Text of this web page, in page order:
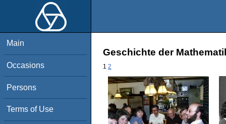
Main
Occasions
Persons
Terms of Use
Geschichte der
1 2